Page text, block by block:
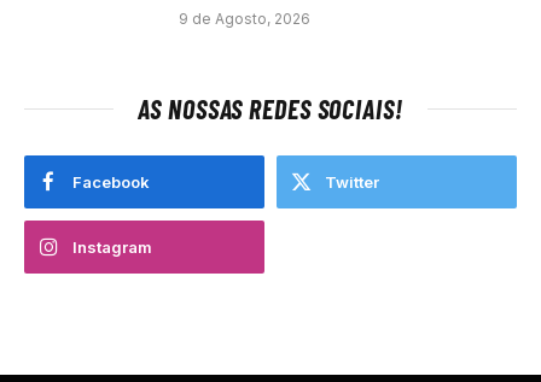
9 de Agosto, 2026
AS NOSSAS REDES SOCIAIS!
Facebook Twitter
Instagram